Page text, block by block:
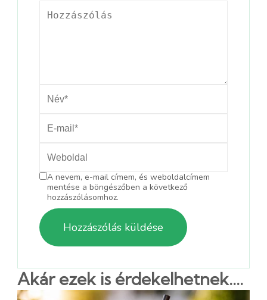
A nevem, e-mail címem, és weboldalcímem
mentése a böngészőben a következő
hozzászólásomhoz.
Akár ezek is érdekelhetnek....